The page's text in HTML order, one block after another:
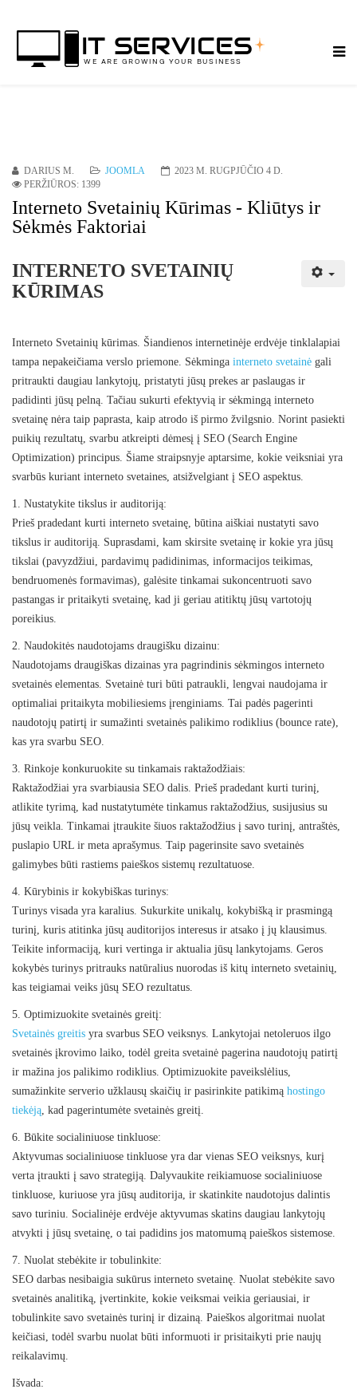
DARIUS M. JOOMLA
2023 M. RUGPJŪČIO 4 D.
PERŽIŪROS: 1399
Interneto Svetainių Kūrimas - Kliūtys ir
Sėkmės Faktoriai
INTERNETO SVETAINIŲ
KŪRIMAS
Interneto Svetainių kūrimas. Šiandienos internetinėje erdvėje tinklalapiai
tampa nepakeičiama verslo priemone. Sėkminga interneto svetainė gali
pritraukti daugiau lankytojų, pristatyti jūsų prekes ar paslaugas ir
padidinti jūsų pelną. Tačiau sukurti efektyvią ir sėkmingą interneto
svetainę nėra taip paprasta, kaip atrodo iš pirmo žvilgsnio. Norint pasiekti
puikių rezultatų, svarbu atkreipti dėmesį į SEO (Search Engine
Optimization) principus. Šiame straipsnyje aptarsime, kokie veiksniai yra
svarbūs kuriant interneto svetaines, atsižvelgiant į SEO aspektus.
1. Nustatykite tikslus ir auditoriją:
Prieš pradedant kurti interneto svetainę, būtina aiškiai nustatyti savo
tikslus ir auditoriją. Suprasdami, kam skirsite svetainę ir kokie yra jūsų
tikslai (pavyzdžiui, pardavimų padidinimas, informacijos teikimas,
bendruomenės formavimas), galėsite tinkamai sukoncentruoti savo
pastangas ir pritaikyti svetainę, kad ji geriau atitiktų jūsų vartotojų
poreikius.
2. Naudokitės naudotojams draugišku dizainu:
Naudotojams draugiškas dizainas yra pagrindinis sėkmingos interneto
svetainės elementas. Svetainė turi būti patraukli, lengvai naudojama ir
optimaliai pritaikyta mobiliesiems įrenginiams. Tai padės pagerinti
naudotojų patirtį ir sumažinti svetainės palikimo rodiklius (bounce rate),
kas yra svarbu SEO.
3. Rinkoje konkuruokite su tinkamais raktažodžiais:
Raktažodžiai yra svarbiausia SEO dalis. Prieš pradedant kurti turinį,
atlikite tyrimą, kad nustatytumėte tinkamus raktažodžius, susijusius su
jūsų veikla. Tinkamai įtraukite šiuos raktažodžius į savo turinį, antraštės,
puslapio URL ir meta aprašymus. Taip pagerinsite savo svetainės
galimybes būti rastiems paieškos sistemų rezultatuose.
4. Kūrybinis ir kokybiškas turinys:
Turinys visada yra karalius. Sukurkite unikalų, kokybišką ir prasmingą
turinį, kuris atitinka jūsų auditorijos interesus ir atsako į jų klausimus.
Teikite informaciją, kuri vertinga ir aktualia jūsų lankytojams. Geros
kokybės turinys pritrauks natūralius nuorodas iš kitų interneto svetainių,
kas teigiamai veiks jūsų SEO rezultatus.
5. Optimizuokite svetainės greitį:
Svetainės greitis yra svarbus SEO veiksnys. Lankytojai netoleruos ilgo
svetainės įkrovimo laiko, todėl greita svetainė pagerina naudotojų patirtį
ir mažina jos palikimo rodiklius. Optimizuokite paveikslėlius,
sumažinkite serverio užklausų skaičių ir pasirinkite patikimą hostingo
tiekėją, kad pagerintumėte svetainės greitį.
6. Būkite socialiniuose tinkluose:
Aktyvumas socialiniuose tinkluose yra dar vienas SEO veiksnys, kurį
verta įtraukti į savo strategiją. Dalyvaukite reikiamuose socialiniuose
tinkluose, kuriuose yra jūsų auditorija, ir skatinkite naudotojus dalintis
savo turiniu. Socialinėje erdvėje aktyvumas skatins daugiau lankytojų
atvykti į jūsų svetainę, o tai padidins jos matomumą paieškos sistemose.
7. Nuolat stebėkite ir tobulinkite:
SEO darbas nesibaigia sukūrus interneto svetainę. Nuolat stebėkite savo
svetainės analitiką, įvertinkite, kokie veiksmai veikia geriausiai, ir
tobulinkite savo svetainės turinį ir dizainą. Paieškos algoritmai nuolat
keičiasi, todėl svarbu nuolat būti informuoti ir prisitaikyti prie naujų
reikalavimų.
Išvada: